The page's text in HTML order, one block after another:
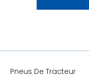
Pneus De Tracteur